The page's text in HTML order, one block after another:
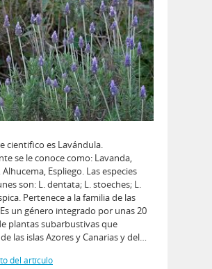
cientifico es Lavándula.
se le conoce como: Lavanda,
Espliego. Las especies
son: L. dentata; L. stoeches; L.
Pertenece a la familia de las
un género integrado por unas 20
plantas subarbustivas que
las islas Azores y Canarias y del…
del artículo